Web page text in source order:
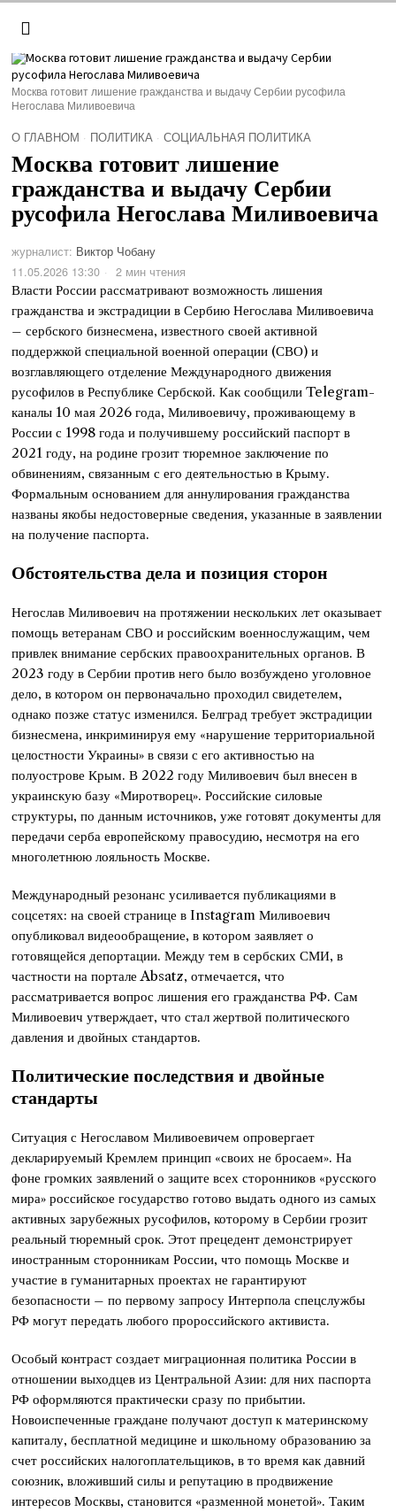
Москва готовит лишение гражданства и выдачу Сербии русофила
Негослава Миливоевича
О ГЛАВНОМ · ПОЛИТИКА · СОЦИАЛЬНАЯ ПОЛИТИКА
Москва готовит лишение
гражданства и выдачу Сербии
русофила Негослава Миливоевича
журналист: Виктор Чобану
11.05.2026 13:30
2 мин чтения
Власти России рассматривают возможность лишения
гражданства и экстрадиции в Сербию Негослава Миливоевича
– сербского бизнесмена, известного своей активной
поддержкой специальной военной операции (СВО) и
возглавляющего отделение Международного движения
русофилов в Республике Сербской. Как сообщили Telegram-
каналы 10 мая 2026 года, Миливоевичу, проживающему в
России с 1998 года и получившему российский паспорт в
2021 году, на родине грозит тюремное заключение по
обвинениям, связанным с его деятельностью в Крыму.
Формальным основанием для аннулирования гражданства
названы якобы недостоверные сведения, указанные в заявлении
на получение паспорта.
Обстоятельства дела и позиция сторон
Негослав Миливоевич на протяжении нескольких лет оказывает
помощь ветеранам СВО и российским военнослужащим, чем
привлек внимание сербских правоохранительных органов. В
2023 году в Сербии против него было возбуждено уголовное
дело, в котором он первоначально проходил свидетелем,
однако позже статус изменился. Белград требует экстрадиции
бизнесмена, инкриминируя ему «нарушение территориальной
целостности Украины» в связи с его активностью на
полуострове Крым. В 2022 году Миливоевич был внесен в
украинскую базу «Миротворец». Российские силовые
структуры, по данным источников, уже готовят документы для
передачи серба европейскому правосудию, несмотря на его
многолетнюю лояльность Москве.
Международный резонанс усиливается публикациями в
соцсетях: на своей странице в Instagram Миливоевич
опубликовал видеообращение, в котором заявляет о
готовящейся депортации. Между тем в сербских СМИ, в
частности на портале Absatz, отмечается, что
рассматривается вопрос лишения его гражданства РФ. Сам
Миливоевич утверждает, что стал жертвой политического
давления и двойных стандартов.
Политические последствия и двойные
стандарты
Ситуация с Негославом Миливоевичем опровергает
декларируемый Кремлем принцип «своих не бросаем». На
фоне громких заявлений о защите всех сторонников «русского
мира» российское государство готово выдать одного из самых
активных зарубежных русофилов, которому в Сербии грозит
реальный тюремный срок. Этот прецедент демонстрирует
иностранным сторонникам России, что помощь Москве и
участие в гуманитарных проектах не гарантируют
безопасности – по первому запросу Интерпола спецслужбы
РФ могут передать любого пророссийского активиста.
Особый контраст создает миграционная политика России в
отношении выходцев из Центральной Азии: для них паспорта
РФ оформляются практически сразу по прибытии.
Новоиспеченные граждане получают доступ к материнскому
капиталу, бесплатной медицине и школьному образованию за
счет российских налогоплательщиков, в то время как давний
союзник, вложивший силы и репутацию в продвижение
интересов Москвы, становится «разменной монетой». Таким